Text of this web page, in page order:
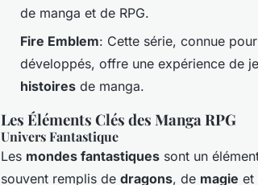
de manga et de RPG.
Fire Emblem: Cette série, connue
développés, offre une expérience de
histoires de manga.
Les Éléments Clés des Manga RPG
Univers Fantastique
Les mondes fantastiques sont un
souvent remplis de dragons, de magie et